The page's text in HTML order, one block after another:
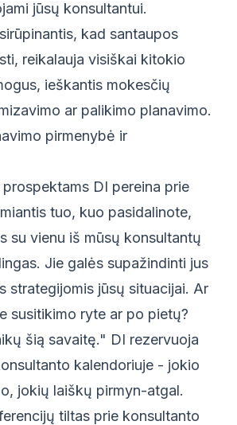
jūsų konsultantui.
kad santaupos
reikalauja visiškai kitokio
ieškantis mokesčių
ar palikimo planavimo.
pirmenybė ir
DI pereina prie
tuo, kuo pasidalinote,
su vienu iš mūsų konsultantų
Jie galės supažindinti jus
strategijomis jūsų situacijai. Ar
susitikimo ryte ar po pietų?
šią savaitę." DI rezervuoja
kalendoriuje - jokio
jokių laiškų pirmyn-atgal.
tiltas prie konsultanto